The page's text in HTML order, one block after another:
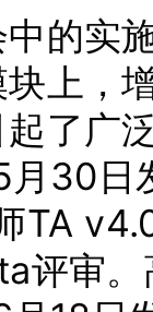
的实
上，
了广
30日
TA
评审